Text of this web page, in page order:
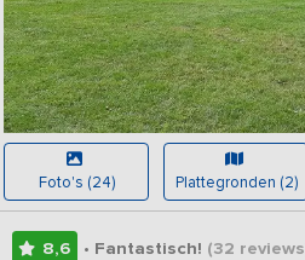
Foto's (24) Plattegronden (2)
8,6 • Fantastisch! (32 reviews